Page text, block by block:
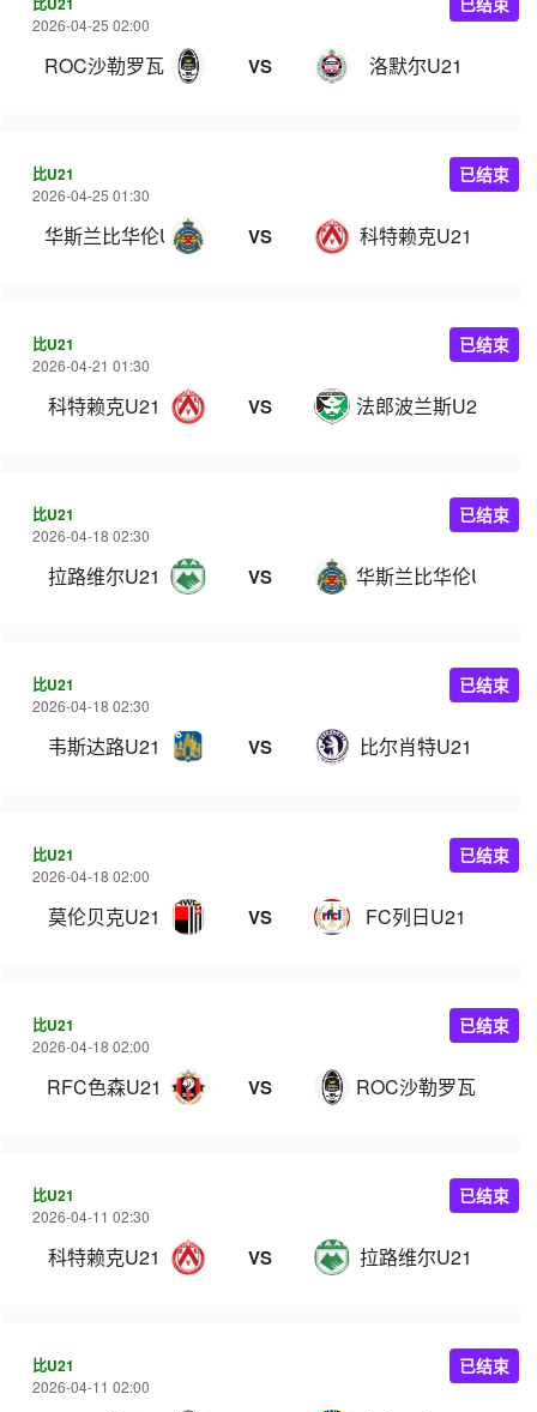
2026-04-25 02:00
ROC沙勒罗瓦U21 VS 洛默尔U21
比U21
2026-04-25 01:30
华斯兰比华伦U21 VS 科特赖克U21
已结束
比U21
2026-04-21 01:30
科特赖克U21 VS 法郎波兰斯U21
已结束
比U21
2026-04-18 02:30
拉路维尔U21 VS 华斯兰比华伦U21
已结束
比U21
2026-04-18 02:30
韦斯达路U21 VS 比尔肖特U21
已结束
比U21
2026-04-18 02:00
莫伦贝克U21 VS FC列日U21
已结束
比U21
2026-04-18 02:00
RFC色森U21 VS ROC沙勒罗瓦U21
已结束
比U21
2026-04-11 02:30
科特赖克U21 VS 拉路维尔U21
已结束
比U21
2026-04-11 02:00
已结束